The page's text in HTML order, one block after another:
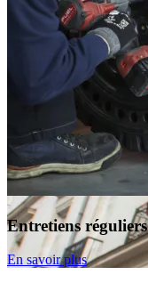
Entretiens réguliers
En savoir plus